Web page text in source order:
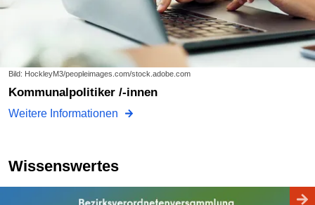
Bild: HockleyM3/peopleimages.com/stock.adobe.com
Kommunalpolitiker /-innen
Weitere Informationen
Wissenswertes